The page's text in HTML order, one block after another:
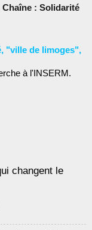
changent le
Chaîne : Solidarité
, "ville de limoges",
à l'INSERM.